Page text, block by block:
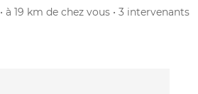
• à 19 km de chez vous • 3 intervenants